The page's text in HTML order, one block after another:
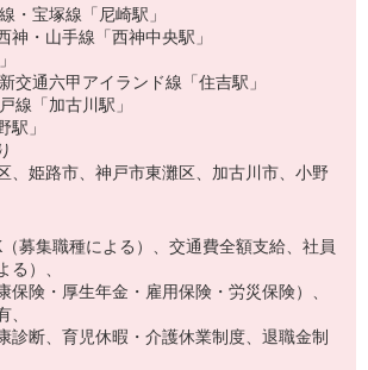
・宝塚線「尼崎駅」
神・山手線「西神中央駅」
交通六甲アイランド線「住吉駅」
線「加古川駅」
駅」
、姫路市、神戸市東灘区、加古川市、小野
募集職種による）、交通費全額支給、社員
る）、
保険・厚生年金・雇用保険・労災保険）、
、
診断、育児休暇・介護休業制度、退職金制